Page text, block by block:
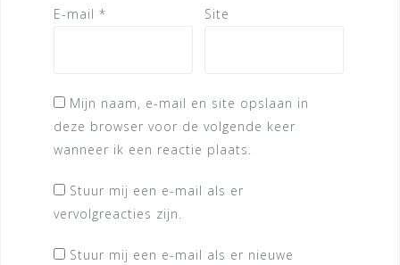
E-mail * Site
Mijn naam, e-mail en site opslaan in
deze browser voor de volgende keer
wanneer ik een reactie plaats.
Stuur mij een e-mail als er
vervolgreacties zijn.
Stuur mij een e-mail als er nieuwe